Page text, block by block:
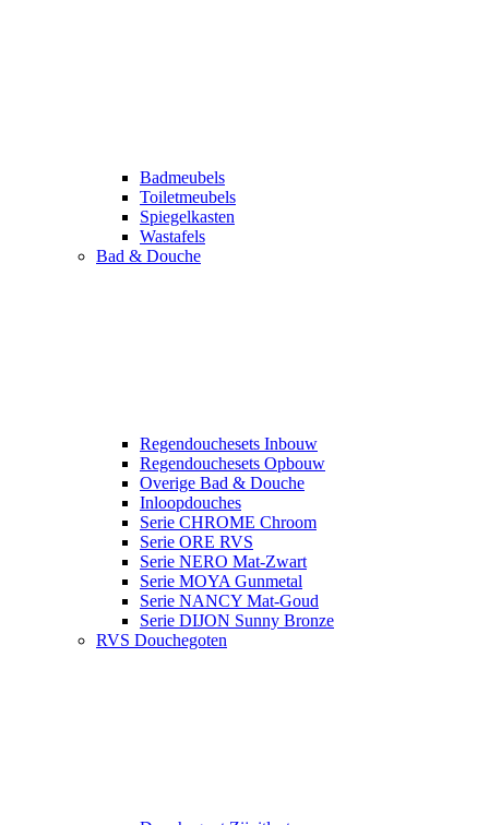
Badmeubels
Toiletmeubels
Spiegelkasten
Wastafels
Bad & Douche
Regendouchesets Inbouw
Regendouchesets Opbouw
Overige Bad & Douche
Inloopdouches
Serie CHROME Chroom
Serie ORE RVS
Serie NERO Mat-Zwart
Serie MOYA Gunmetal
Serie NANCY Mat-Goud
Serie DIJON Sunny Bronze
RVS Douchegoten